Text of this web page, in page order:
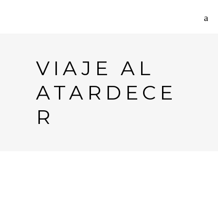
VIAJE AL
ATARDECE
R